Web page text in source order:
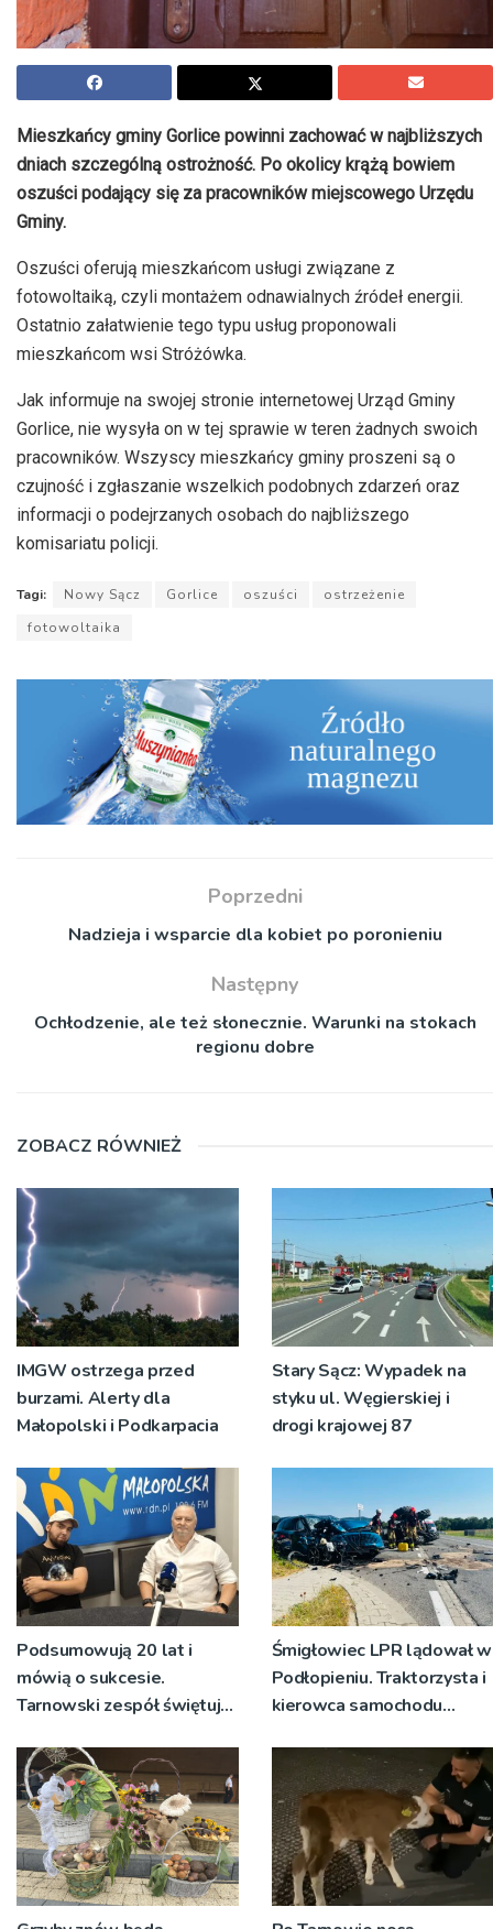
Mieszkańcy gminy Gorlice powinni zachować w najbliższych
dniach szczególną ostrożność. Po okolicy krążą bowiem
oszuści podający się za pracowników miejscowego Urzędu
Gminy.
Oszuści oferują mieszkańcom usługi związane z
fotowoltaiką, czyli montażem odnawialnych źródeł energii.
Ostatnio załatwienie tego typu usług proponowali
mieszkańcom wsi Stróżówka.
Jak informuje na swojej stronie internetowej Urząd Gminy
Gorlice, nie wysyła on w tej sprawie w teren żadnych swoich
pracowników. Wszyscy mieszkańcy gminy proszeni są o
czujność i zgłaszanie wszelkich podobnych zdarzeń oraz
informacji o podejrzanych osobach do najbliższego
komisariatu policji.
Tagi: Nowy Sącz Gorlice oszuści
ostrzeżenie
fotowoltaika
Poprzedni
Nadzieja i wsparcie dla kobiet po poronieniu
Następny
Ochłodzenie, ale też słonecznie. Warunki na stokach
regionu dobre
ZOBACZ RÓWNIEŻ
IMGW ostrzega przed
burzami. Alerty dla
Małopolski i Podkarpacia
Stary Sącz: Wypadek na
styku ul. Węgierskiej i
drogi krajowej 87
Podsumowują 20 lat i
mówią o sukcesie.
Tarnowski zespół świętuje
koncert
Śmigłowiec LPR lądował w
Podłopieniu. Traktorzysta i
kierowca samochodu
poszkodowani